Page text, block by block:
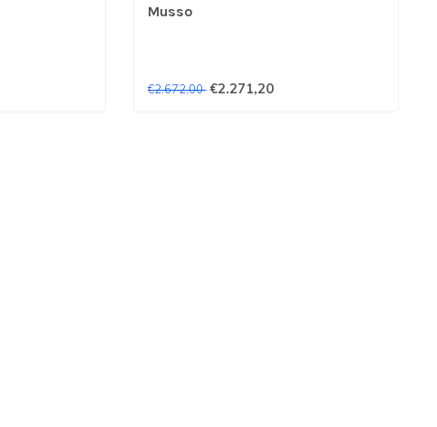
Musso
€2.672,00 €2.271,20